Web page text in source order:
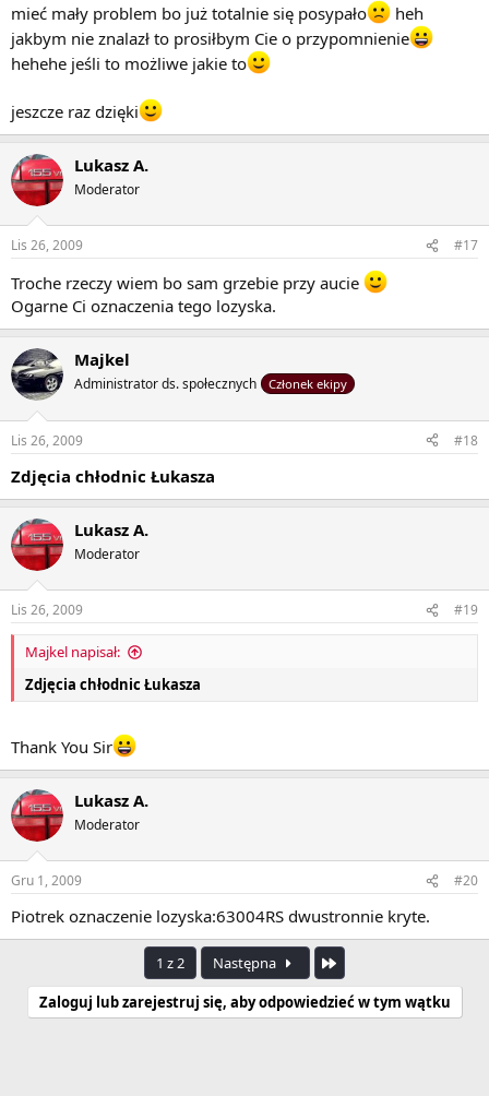
mieć mały problem bo już totalnie się posypało
heh
jakbym nie znalazł to prosiłbym Cie o przypomnienie
hehehe jeśli to możliwe jakie to
jeszcze raz dzięki
Lukasz A.
Moderator
Lis 26, 2009 #17
Troche rzeczy wiem bo sam grzebie przy aucie
Ogarne Ci oznaczenia tego lozyska.
Majkel
Administrator ds. społecznych Członek ekipy
Lis 26, 2009 #18
Zdjęcia chłodnic Łukasza
Lukasz A.
Moderator
Lis 26, 2009 #19
Majkel napisał:
Zdjęcia chłodnic Łukasza
Thank You Sir
Lukasz A.
Moderator
Gru 1, 2009 #20
Piotrek oznaczenie lozyska:63004RS dwustronnie kryte.
1 z 2 Następna
Zaloguj lub zarejestruj się, aby odpowiedzieć w tym wątku